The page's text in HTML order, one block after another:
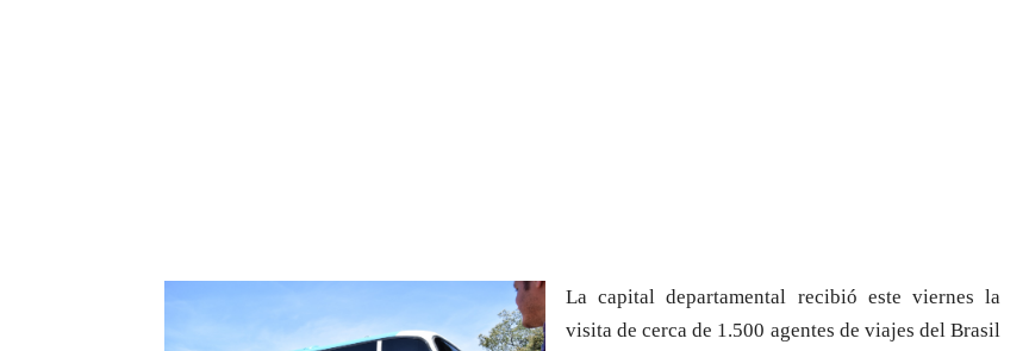
La capital departamental recibió este viernes la
visita de cerca de 1.500 agentes de viajes del Brasil